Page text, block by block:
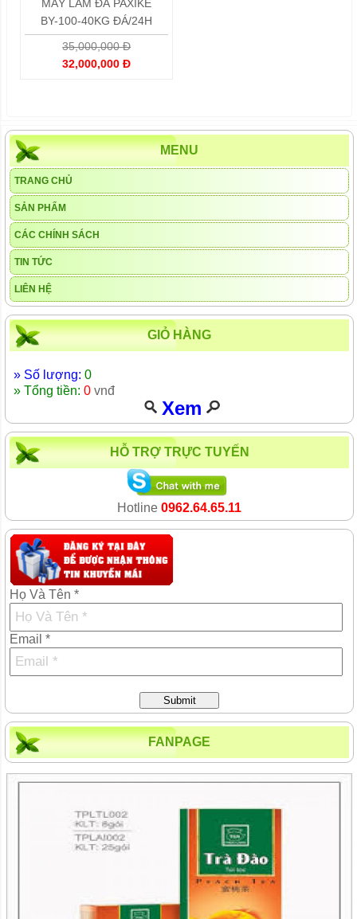
MÁY LÀM ĐÁ PAXIKE
BY-100-40KG ĐÁ/24H
35,000,000 Đ
32,000,000 Đ
MENU
TRANG CHỦ
SẢN PHẨM
CÁC CHÍNH SÁCH
TIN TỨC
LIÊN HỆ
GIỎ HÀNG
» Số lượng: 0
» Tổng tiền: 0 vnđ
Xem
HỖ TRỢ TRỰC TUYẾN
Hotline 0962.64.65.11
Họ Và Tên *
Email *
Submit
FANPAGE